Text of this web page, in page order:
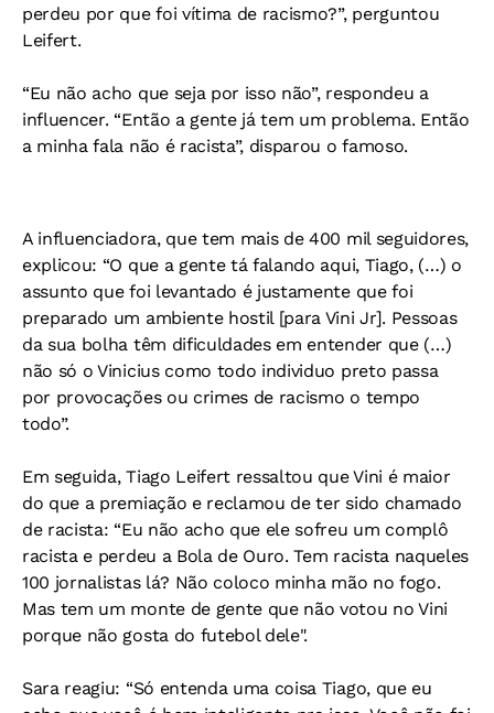
perdeu por que foi vítima de racismo?”, perguntou
Leifert.
“Eu não acho que seja por isso não”, respondeu a
influencer. “Então a gente já tem um problema. Então
a minha fala não é racista”, disparou o famoso.
A influenciadora, que tem mais de 400 mil seguidores,
explicou: “O que a gente tá falando aqui, Tiago, (…) o
assunto que foi levantado é justamente que foi
preparado um ambiente hostil [para Vini Jr]. Pessoas
da sua bolha têm dificuldades em entender que (…)
não só o Vinicius como todo individuo preto passa
por provocações ou crimes de racismo o tempo
todo”.
Em seguida, Tiago Leifert ressaltou que Vini é maior
do que a premiação e reclamou de ter sido chamado
de racista: “Eu não acho que ele sofreu um complô
racista e perdeu a Bola de Ouro. Tem racista naqueles
100 jornalistas lá? Não coloco minha mão no fogo.
Mas tem um monte de gente que não votou no Vini
porque não gosta do futebol dele".
Sara reagiu: “Só entenda uma coisa Tiago, que eu